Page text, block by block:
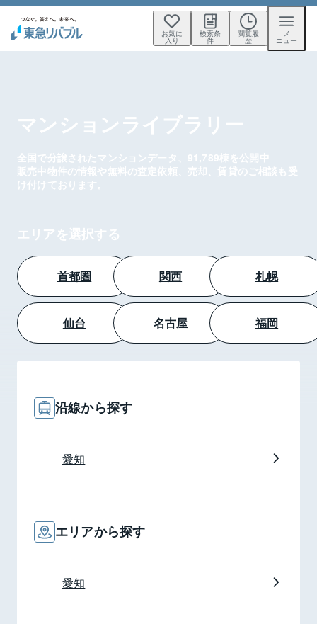
お気に
入り
検索条
件
閲覧履
歴
メ
ニュー
マンションライブラリー
全国で分譲されたマンションデータ、91,789棟を公開中
販売中物件の情報や無料の査定依頼、売却、賃貸のご相談も受
け付けております。
エリアを選択する
首都圏 関西 札幌
仙台 名古屋 福岡
沿線から探す
愛知
エリアから探す
愛知